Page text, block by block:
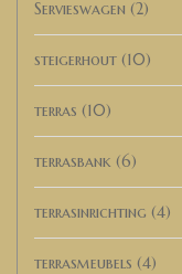
Servieswagen (2)
steigerhout (10)
terras (10)
terrasbank (6)
terrasinrichting (4)
terrasmeubels (4)